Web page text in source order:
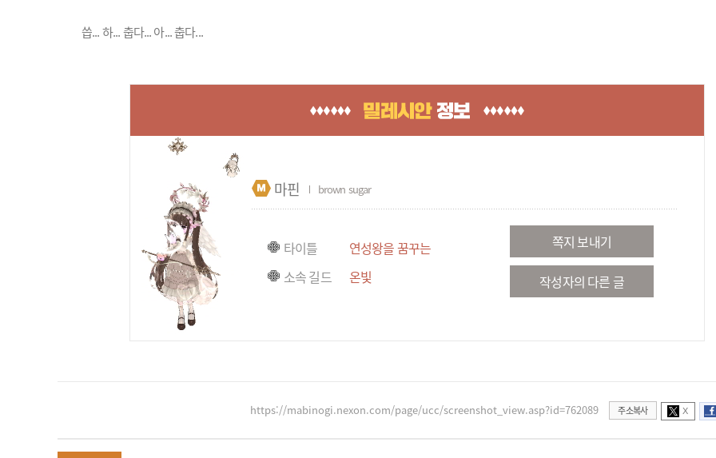
씁... 하... 춥다... 아... 춥다...
마핀 brown sugar
타이틀
연성왕을 꿈꾸는
소속 길드
온빛
쪽지 보내기
작성자의 다른 글
https://mabinogi.nexon.com/page/ucc/screenshot_view.asp?id=762089 주소복사 X